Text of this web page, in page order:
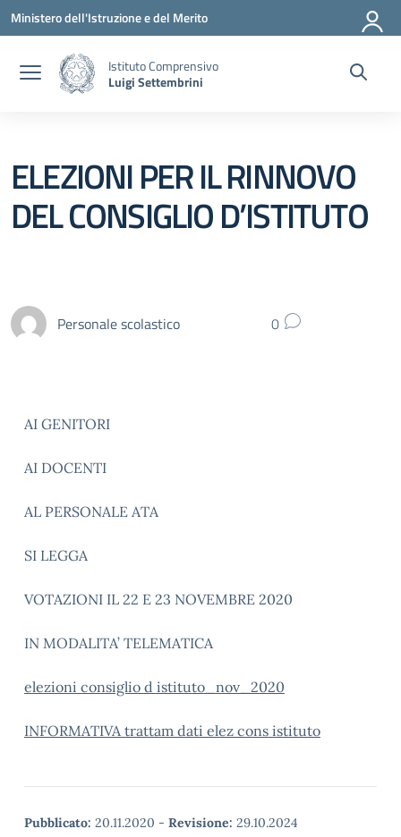
Vai ai contenuti
Vai al menu di navigazione
Vai al footer
Ministero dell'Istruzione e del Merito
Istituto Comprensivo
Luigi Settembrini
ELEZIONI PER IL RINNOVO
DEL CONSIGLIO D’ISTITUTO
Personale scolastico 0
AI GENITORI
AI DOCENTI
AL PERSONALE ATA
SI LEGGA
VOTAZIONI IL 22 E 23 NOVEMBRE 2020
IN MODALITA’ TELEMATICA
elezioni consiglio d istituto_nov_2020
INFORMATIVA trattam dati elez cons istituto
Pubblicato: 20.11.2020 - Revisione: 29.10.2024